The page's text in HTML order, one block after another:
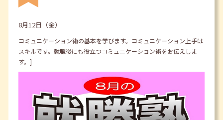
8月12日（金）
コミュニケーション術の基本を学びます。コミュニケーション上手は
スキルです。就職後にも役立つコミュニケーション術をお伝えしま
す。]